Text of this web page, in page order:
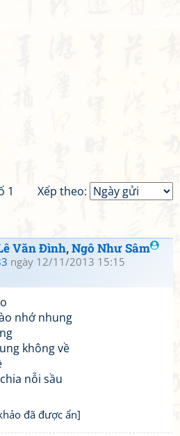
Xếp theo:
1
Văn Đình,Ngô Như Sâm
ngày 12/11/2013 15:15
nhớ nhung
không về
nỗi sầu
đã được ẩn]